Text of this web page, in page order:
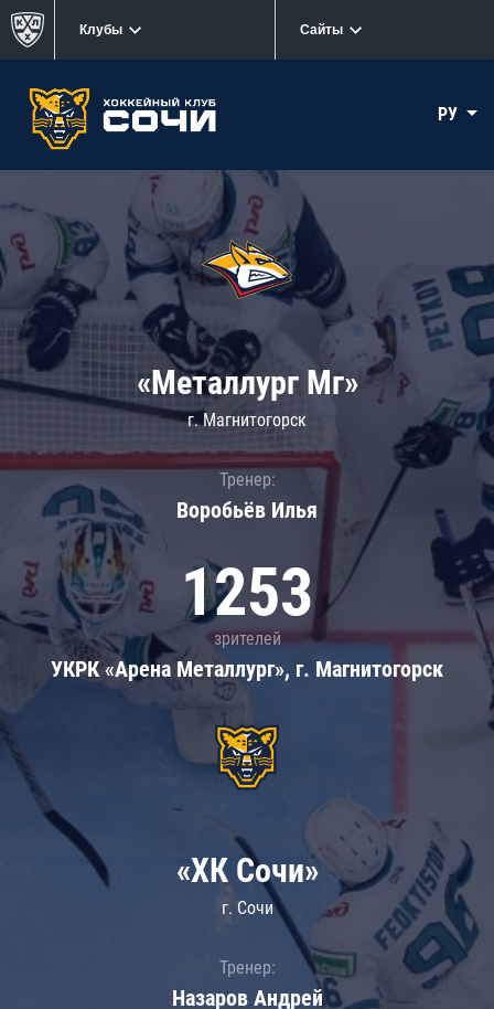
Клубы Сайты
РУ
«Металлург Мг»
г. Магнитогорск
Тренер:
Воробьёв Илья
1253
зрителей
УКРК «Арена Металлург», г. Магнитогорск
«ХК Сочи»
г. Сочи
Тренер:
Назаров Андрей